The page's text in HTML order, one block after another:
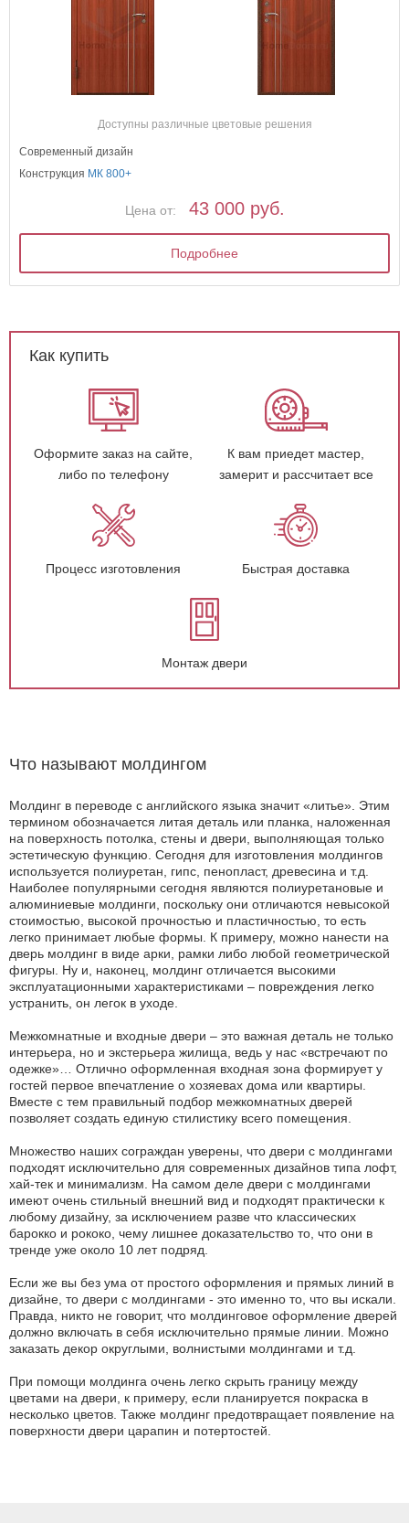
Доступны различные цветовые решения
Современный дизайн
Конструкция МК 800+
Цена от: 43 000 руб.
Подробнее
Как купить
Оформите заказ на сайте,
либо по телефону
К вам приедет мастер,
замерит и рассчитает все
Процесс изготовления Быстрая доставка
Монтаж двери
Что называют молдингом
Молдинг в переводе с английского языка значит «литье». Этим
термином обозначается литая деталь или планка, наложенная
на поверхность потолка, стены и двери, выполняющая только
эстетическую функцию. Сегодня для изготовления молдингов
используется полиуретан, гипс, пенопласт, древесина и т.д.
Наиболее популярными сегодня являются полиуретановые и
алюминиевые молдинги, поскольку они отличаются невысокой
стоимостью, высокой прочностью и пластичностью, то есть
легко принимает любые формы. К примеру, можно нанести на
дверь молдинг в виде арки, рамки либо любой геометрической
фигуры. Ну и, наконец, молдинг отличается высокими
эксплуатационными характеристиками – повреждения легко
устранить, он легок в уходе.
Межкомнатные и входные двери – это важная деталь не только
интерьера, но и экстерьера жилища, ведь у нас «встречают по
одежке»… Отлично оформленная входная зона формирует у
гостей первое впечатление о хозяевах дома или квартиры.
Вместе с тем правильный подбор межкомнатных дверей
позволяет создать единую стилистику всего помещения.
Множество наших сограждан уверены, что двери с молдингами
подходят исключительно для современных дизайнов типа лофт,
хай-тек и минимализм. На самом деле двери с молдингами
имеют очень стильный внешний вид и подходят практически к
любому дизайну, за исключением разве что классических
барокко и рококо, чему лишнее доказательство то, что они в
тренде уже около 10 лет подряд.
Если же вы без ума от простого оформления и прямых линий в
дизайне, то двери с молдингами - это именно то, что вы искали.
Правда, никто не говорит, что молдинговое оформление дверей
должно включать в себя исключительно прямые линии. Можно
заказать декор округлыми, волнистыми молдингами и т.д.
При помощи молдинга очень легко скрыть границу между
цветами на двери, к примеру, если планируется покраска в
несколько цветов. Также молдинг предотвращает появление на
поверхности двери царапин и потертостей.